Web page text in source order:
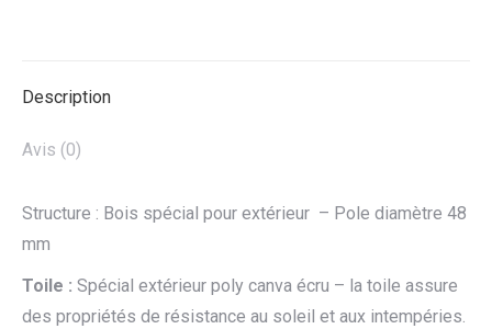
Description
Avis (0)
Structure : Bois spécial pour extérieur – Pole diamètre 48
mm
Toile : Spécial extérieur poly canva écru – la toile assure
des propriétés de résistance au soleil et aux intempéries.